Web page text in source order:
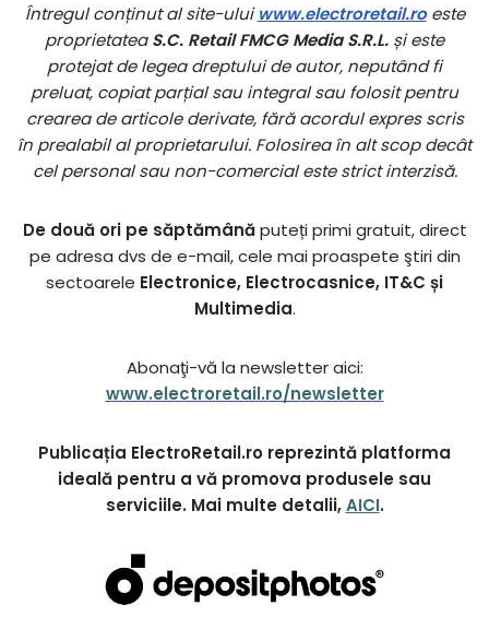
Întregul conținut al site-uluiwww.electroretail.roeste
proprietateaS.C. Retail FMCG Media S.R.L. și este
protejat de legea dreptului de autor, neputând fi
preluat, copiat parțial sau integral sau folosit pentru
crearea de articole derivate, fără acordul expres scris
în prealabil al proprietarului. Folosirea în alt scop decât
cel personal sau non-comercial este strict interzisă.
De două ori pe săptămânăputeți primi gratuit, direct
pe adresa dvs de e-mail, cele mai proaspete ştiri din
sectoarele Electronice, Electrocasnice, IT&C și
Multimedia.
Abonaţi-vă la newsletter aici:
www.electroretail.ro/newsletter
Publicația ElectroRetail.ro reprezintă platforma
ideală pentru a vă promova produsele sau
serviciile. Mai multe detalii,AICI.